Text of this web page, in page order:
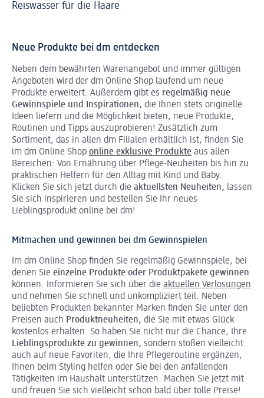
Reiswasser für die Haare
Neue Produkte bei dm entdecken
Neben dem bewährten Warenangebot und immer gültigen
Angeboten wird der dm Online Shop laufend um neue
Produkte erweitert. Außerdem gibt es regelmäßig neue
Gewinnspiele und Inspirationen, die Ihnen stets originelle
Ideen liefern und die Möglichkeit bieten, neue Produkte,
Routinen und Tipps auszuprobieren! Zusätzlich zum
Sortiment, das in allen dm Filialen erhältlich ist, finden Sie
im dm Online Shop online exklusive Produkte aus allen
Bereichen: Von Ernährung über Pflege-Neuheiten bis hin zu
praktischen Helfern für den Alltag mit Kind und Baby.
Klicken Sie sich jetzt durch die aktuellsten Neuheiten, lassen
Sie sich inspirieren und bestellen Sie Ihr neues
Lieblingsprodukt online bei dm!
Mitmachen und gewinnen bei dm Gewinnspielen
Im dm Online Shop finden Sie regelmäßig Gewinnspiele, bei
denen Sie einzelne Produkte oder Produktpakete gewinnen
können. Informieren Sie sich über die aktuellen Verlosungen
und nehmen Sie schnell und unkompliziert teil. Neben
beliebten Produkten bekannter Marken finden Sie unter den
Preisen auch Produktneuheiten, die Sie mit etwas Glück
kostenlos erhalten. So haben Sie nicht nur die Chance, Ihre
Lieblingsprodukte zu gewinnen, sondern stoßen vielleicht
auch auf neue Favoriten, die Ihre Pflegeroutine ergänzen,
Ihnen beim Styling helfen oder Sie bei den anfallenden
Tätigkeiten im Haushalt unterstützen. Machen Sie jetzt mit
und freuen Sie sich vielleicht schon bald über tolle Preise!